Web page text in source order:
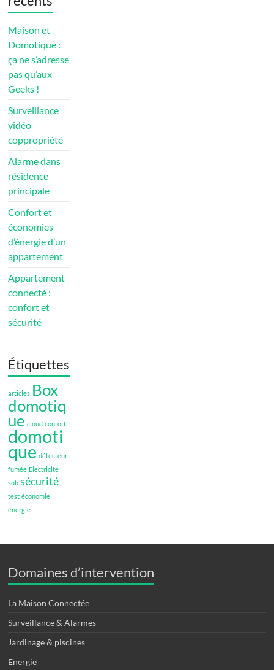
Maison et
Domotique :
ça ne s’adresse
pas qu’aux
Geeks !
Surveillance
vidéo
coppropriété
Alarme dans
résidence
principale
Confort et
économies
d’énergie d’un
appartement
Appartement
connecté :
confort et
sécurité
Étiquettes
articles Box
domotiq
ue cloud confort
domoti
que détecteur
fumée Electricité
sub sécurité
test économie
énergie
Domaines d’intervention
La Maison Connectée
Surveillance & Alarmes
Jardinage & piscines
Energie